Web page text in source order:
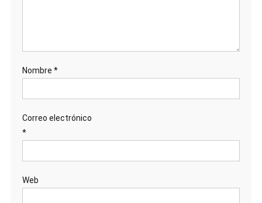
Nombre *
Correo electrónico
*
Web